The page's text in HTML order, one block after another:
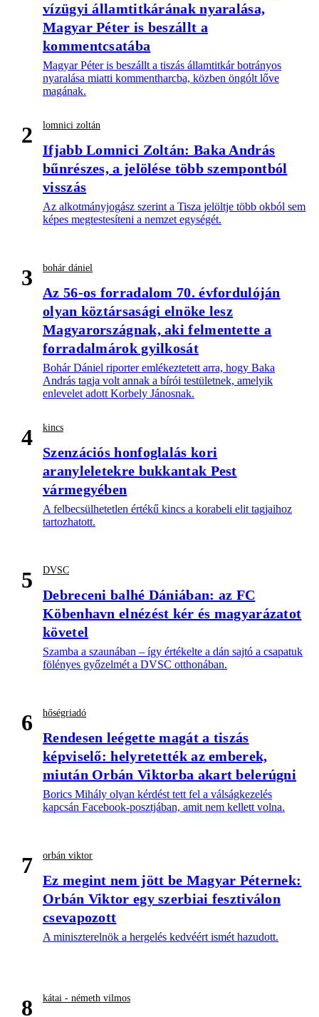
vízügyi államtitkárának nyaralása,
Magyar Péter is beszállt a
kommentcsatába
Magyar Péter is beszállt a tiszás államtitkár botrányos
nyaralása miatti kommentharcba, közben öngólt lőve
magának.
2 lomnici zoltán
Ifjabb Lomnici Zoltán: Baka András
bűnrészes, a jelölése több szempontból
visszás
Az alkotmányjogász szerint a Tisza jelöltje több okból sem
képes megtestesíteni a nemzet egységét.
3 bohár dániel
Az 56-os forradalom 70. évfordulóján
olyan köztársasági elnöke lesz
Magyarországnak, aki felmentette a
forradalmárok gyilkosát
Bohár Dániel riporter emlékeztetett arra, hogy Baka
András tagja volt annak a bírói testületnek, amelyik
enlevelet adott Korbely Jánosnak.
4 kincs
Szenzációs honfoglalás kori
aranyleletekre bukkantak Pest
vármegyében
A felbecsülhetetlen értékű kincs a korabeli elit tagjaihoz
tartozhatott.
5 DVSC
Debreceni balhé Dániában: az FC
Köbenhavn elnézést kér és magyarázatot
követel
Szamba a szaunában – így értékelte a dán sajtó a csapatuk
fölényes győzelmét a DVSC otthonában.
6 hőségriadó
Rendesen leégette magát a tiszás
képviselő: helyretették az emberek,
miután Orbán Viktorba akart belerúgni
Borics Mihály olyan kérdést tett fel a válságkezelés
kapcsán Facebook-posztjában, amit nem kellett volna.
7 orbán viktor
Ez megint nem jött be Magyar Péternek:
Orbán Viktor egy szerbiai fesztiválon
csevapozott
A miniszterelnök a hergelés kedvéért ismét hazudott.
8 kátai - németh vilmos